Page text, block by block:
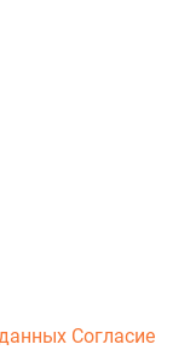
Согласие